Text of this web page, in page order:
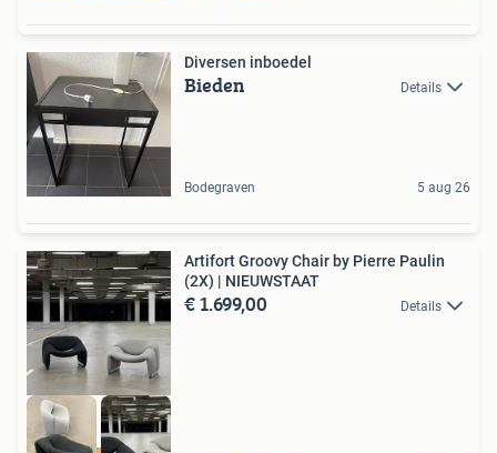
Diversen inboedel
Bieden Details
Bodegraven 5 aug 26
Artifort Groovy Chair by Pierre Paulin
(2X) | NIEUWSTAAT
€ 1.699,00 Details